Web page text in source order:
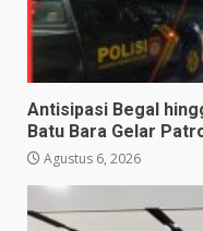
Antisipasi Begal
Batu Bara Gelar
Agustus 6, 2026